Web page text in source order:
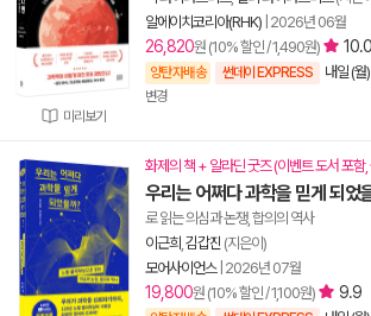
미리보기
알에이치코리아(RHK) 2026년 06월
26,820원 (10% 할인 / 1,490원) 10.0
양탄자배송 썬데이 EXPRESS 내일 (월
변경
화제의 책 + 알라딘 굿즈 (이벤트 도서 포함
우리는 어쩌다 과학을 믿게 되었
로 읽는 의심과 논쟁, 합의의 역사
이근희 김갑진 (지은이)
모어사이언스| 2026년 07월
19,800원 (10% 할인 / 1,100원) 9.9